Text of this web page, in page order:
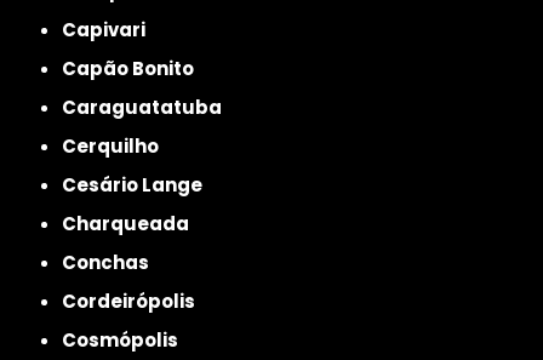
Capivari
Capão Bonito
Caraguatatuba
Cerquilho
Cesário Lange
Charqueada
Conchas
Cordeirópolis
Cosmópolis